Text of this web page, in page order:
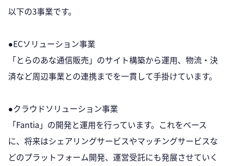
以下の3事業です。
●ECソリューション事業
「とらのあな通信販売」のサイト構築から運用、物流・決
済など周辺事業との連携までを一貫して手掛けています。
●クラウドソリューション事業
「Fantia」の開発と運用を行っています。これをベース
に、将来はシェアリングサービスやマッチングサービスな
どのプラットフォーム開発、運営受託にも発展させていく